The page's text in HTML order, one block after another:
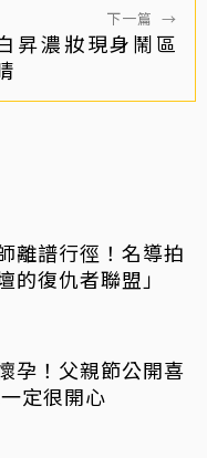
下一篇 →
昇濃妝現身鬧區
離譜行徑！名導拍
的復仇者聯盟」
孕！父親節公開喜
定很開心